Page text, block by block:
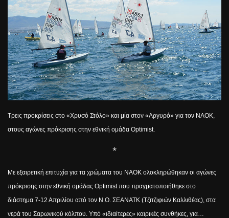
Τρεις προκρίσεις στο «Χρυσό Στόλο» και μία στον «Αργυρό» για τον ΝΑΟΚ,
στους αγώνες πρόκρισης στην εθνική ομάδα Optimist.
*
Με εξαιρετική επιτυχία για τα χρώματα του ΝΑΟΚ ολοκληρώθηκαν οι αγώνες
πρόκρισης στην εθνική ομάδας Optimistπου πραγματοποιήθηκε στο
διάστημα 7-12 Απριλίου από τον Ν.Ο. ΣΕΑΝΑΤΚ (Τζιτζιφιών Καλλιθέας), στα
νερά του Σαρωνικού κόλπου. Υπό «ιδιαίτερες» καιρικές συνθήκες, για…